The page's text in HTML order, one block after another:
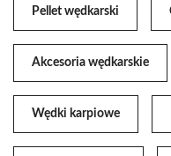
Pellet wędkarski
Akcesoria wędkarskie
Wędki karpiowe